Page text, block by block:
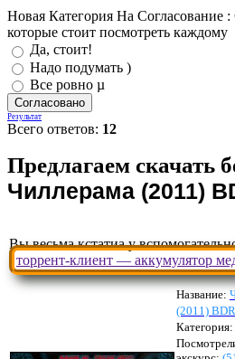
Новая Категория На
которые стоит посмотреть каждому
Да, стоит!
Надо подумать )
Все ровно µ
Результат
Всего ответов: 12
Вы весьма кстатиа у
торрент-клиент — аккумулятор
Название:
(2011)
Категория: